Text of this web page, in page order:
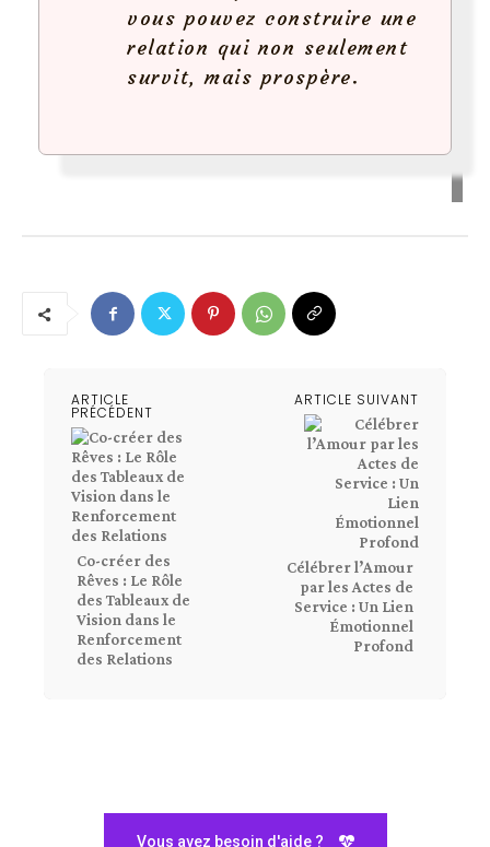
vous pouvez construire une
relation qui non seulement
survit, mais prospère.
ARTICLE
PRÉCÉDENT
Co-créer des
Rêves : Le Rôle
des Tableaux de
Vision dans le
Renforcement
des Relations
ARTICLE SUIVANT
Célébrer l’Amour
par les Actes de
Service : Un Lien
Émotionnel
Profond
Vous avez besoin d'aide ?